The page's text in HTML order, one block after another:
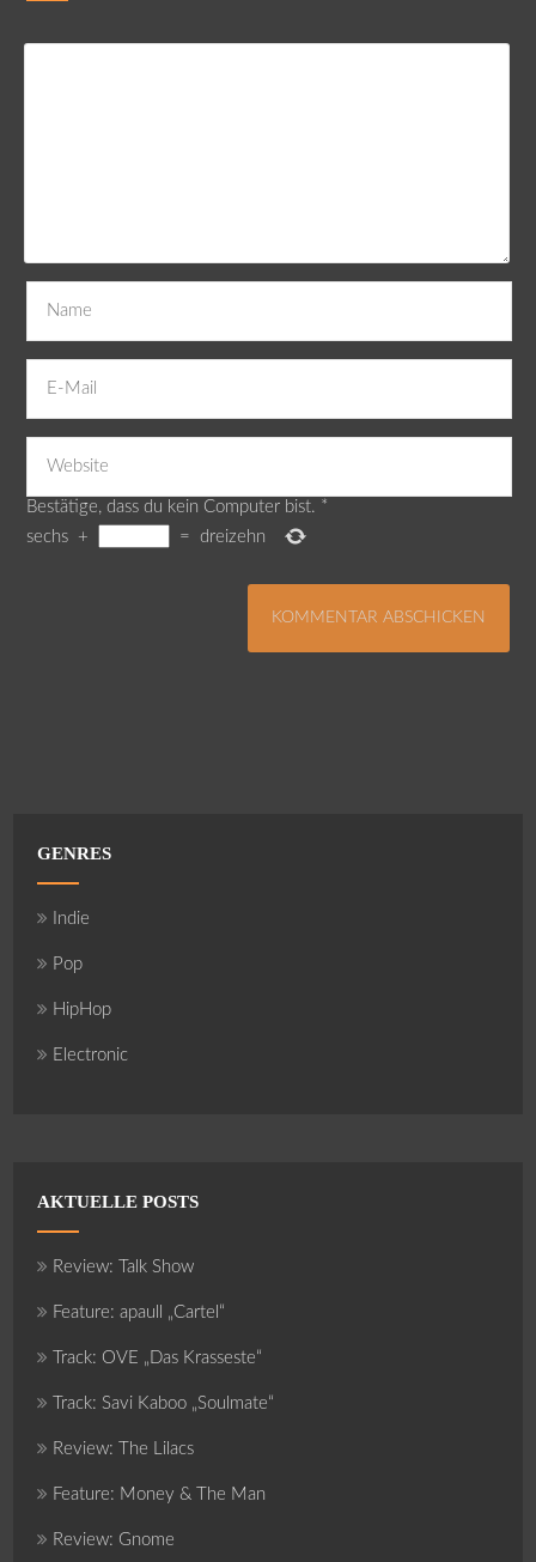
Bestätige, dass du kein Computer bist. *
sechs
+ = dreizehn
GENRES
Indie
Pop
HipHop
Electronic
AKTUELLE POSTS
Review: Talk Show
Feature: apaull „Cartel“
Track: OVE „Das Krasseste“
Track: Savi Kaboo „Soulmate“
Review: The Lilacs
Feature: Money & The Man
Review: Gnome